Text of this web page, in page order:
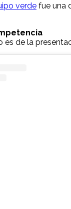
verde fue una
es de la